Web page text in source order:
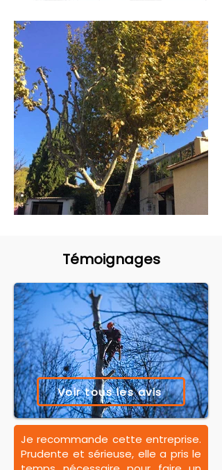
Témoignages
Voir tous les avis
Je recommande cette entreprise.
Prudente et sérieuse, elle a pris le